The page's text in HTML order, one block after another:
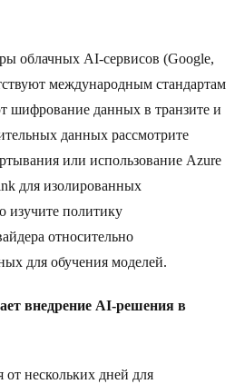
облачных AI-сервисов (Google,
международным стандартам
шифрование данных в транзите и
данных рассмотрите
или использование Azure
для изолированных
изучите политику
относительно
для обучения моделей.
внедрение AI-решения в
нескольких дней для